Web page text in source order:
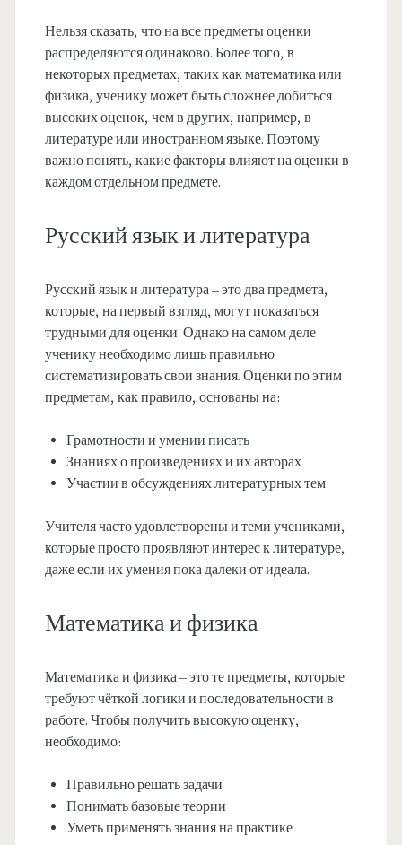
Нельзя сказать, что на все предметы оценки
распределяются одинаково. Более того, в
некоторых предметах, таких как математика или
физика, ученику может быть сложнее добиться
высоких оценок, чем в других, например, в
литературе или иностранном языке. Поэтому
важно понять, какие факторы влияют на оценки в
каждом отдельном предмете.
Русский язык и литература
Русский язык и литература – это два предмета,
которые, на первый взгляд, могут показаться
трудными для оценки. Однако на самом деле
ученику необходимо лишь правильно
систематизировать свои знания. Оценки по этим
предметам, как правило, основаны на:
Грамотности и умении писать
Знаниях о произведениях и их авторах
Участии в обсуждениях литературных тем
Учителя часто удовлетворены и теми учениками,
которые просто проявляют интерес к литературе,
даже если их умения пока далеки от идеала.
Математика и физика
Математика и физика – это те предметы, которые
требуют чёткой логики и последовательности в
работе. Чтобы получить высокую оценку,
необходимо:
Правильно решать задачи
Понимать базовые теории
Уметь применять знания на практике